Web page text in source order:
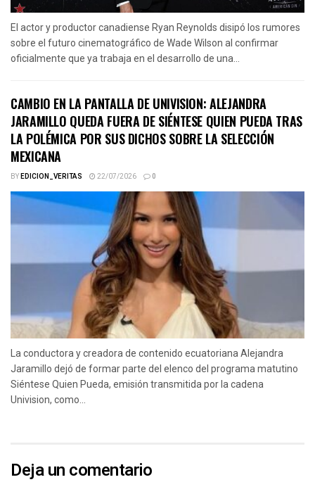
El actor y productor canadiense Ryan Reynolds disipó los rumores
sobre el futuro cinematográfico de Wade Wilson al confirmar
oficialmente que ya trabaja en el desarrollo de una...
CAMBIO EN LA PANTALLA DE UNIVISION: ALEJANDRA
JARAMILLO QUEDA FUERA DE SIÉNTESE QUIEN PUEDA TRAS
LA POLÉMICA POR SUS DICHOS SOBRE LA SELECCIÓN
MEXICANA
BYEDICION_VERITAS 22/07/2026 0
La conductora y creadora de contenido ecuatoriana Alejandra
Jaramillo dejó de formar parte del elenco del programa matutino
Siéntese Quien Pueda, emisión transmitida por la cadena
Univision, como...
Deja un comentario